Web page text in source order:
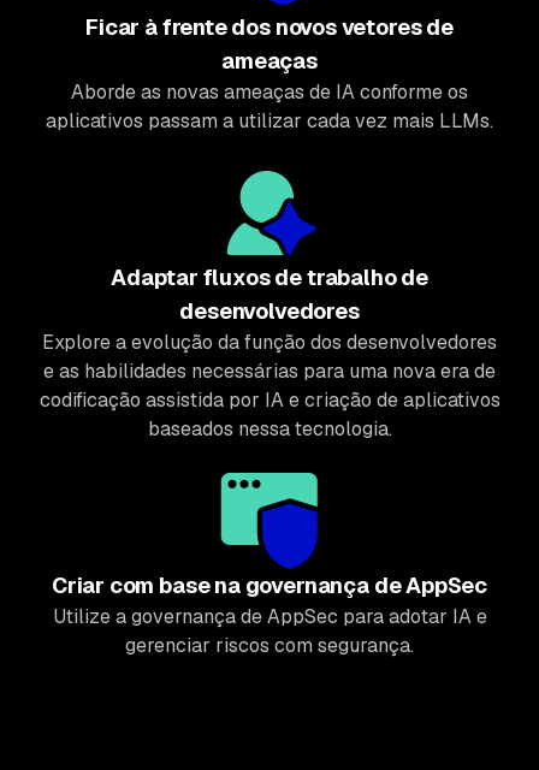
Ficar à frente dos novos vetores de
ameaças
Aborde as novas ameaças de IA conforme os
aplicativos passam a utilizar cada vez mais LLMs.
Adaptar fluxos de trabalho de
desenvolvedores
Explore a evolução da função dos desenvolvedores
e as habilidades necessárias para uma nova era de
codificação assistida por IA e criação de aplicativos
baseados nessa tecnologia.
Criar com base na governança de AppSec
Utilize a governança de AppSec para adotar IA e
gerenciar riscos com segurança.